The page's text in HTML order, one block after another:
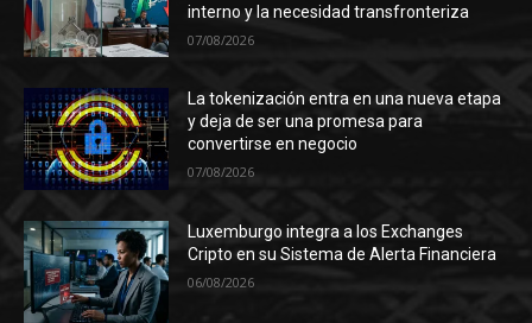
interno y la necesidad transfronteriza
07/08/2026
La tokenización entra en una nueva etapa
y deja de ser una promesa para
convertirse en negocio
07/08/2026
Luxemburgo integra a los Exchanges
Cripto en su Sistema de Alerta Financiera
06/08/2026